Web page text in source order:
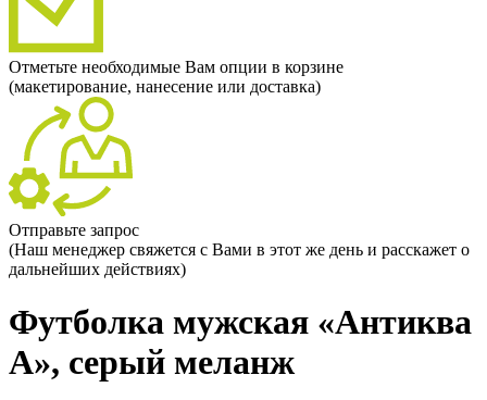
Отметьте необходимые Вам опции в корзине
(макетирование, нанесение или доставка)
Отправьте запрос
(Наш менеджер свяжется с Вами в этот же день и расскажет о
дальнейших действиях)
Футболка мужская «Антиква
А», серый меланж